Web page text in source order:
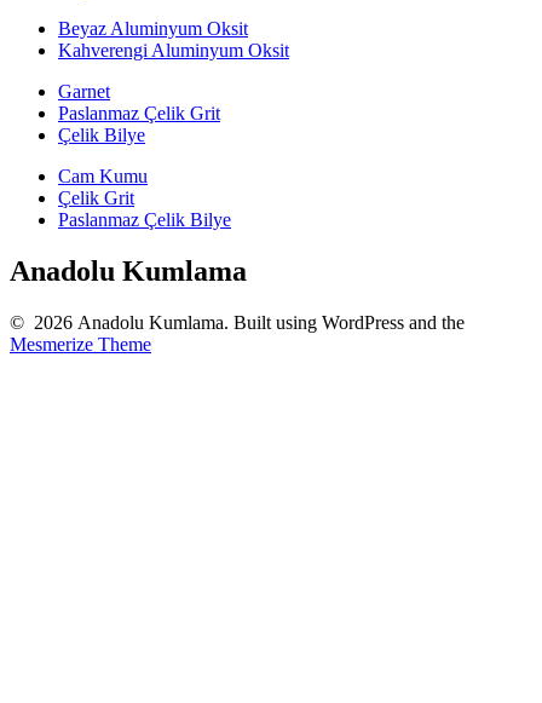
Beyaz Aluminyum Oksit
Kahverengi Aluminyum Oksit
Garnet
Paslanmaz Çelik Grit
Çelik Bilye
Cam Kumu
Çelik Grit
Paslanmaz Çelik Bilye
Anadolu Kumlama
© 2026 Anadolu Kumlama. Built using WordPress and the
Mesmerize Theme